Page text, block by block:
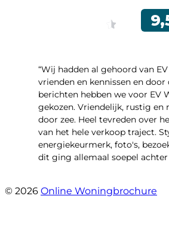
“Wij hadden al gehoord van
vrienden en kennissen en door
berichten hebben we voor EV
gekozen. Vriendelijk, rustig en
door zee. Heel tevreden over
van het hele verkoop traject.
energiekeurmerk, foto's,
dit ging allemaal soepel achter
© 2026 Online Woningbrochure